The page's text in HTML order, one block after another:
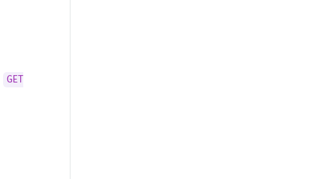
GET